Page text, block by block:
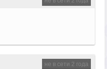
не в сети 2 года